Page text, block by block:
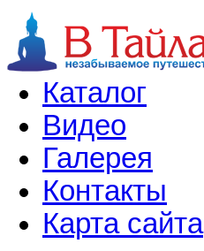
Каталог
Видео
Галерея
Контакты
Карта сайта